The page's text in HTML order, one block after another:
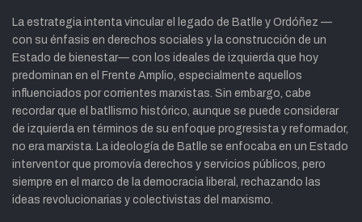
La estrategia intenta vincular el legado de Batlle y Ordóñez —
con su énfasis en derechos sociales y la construcción de un
Estado de bienestar— con los ideales de izquierda que hoy
predominan en el Frente Amplio, especialmente aquellos
influenciados por corrientes marxistas. Sin embargo, cabe
recordar que el batllismo histórico, aunque se puede considerar
de izquierda en términos de su enfoque progresista y reformador,
no era marxista. La ideología de Batlle se enfocaba en un Estado
interventor que promovía derechos y servicios públicos, pero
siempre en el marco de la democracia liberal, rechazando las
ideas revolucionarias y colectivistas del marxismo.